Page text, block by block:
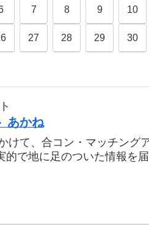
7 8 9 10
27 28 29 30
あかね
けて、合コン・マッチング
的で地に足のついた情報を